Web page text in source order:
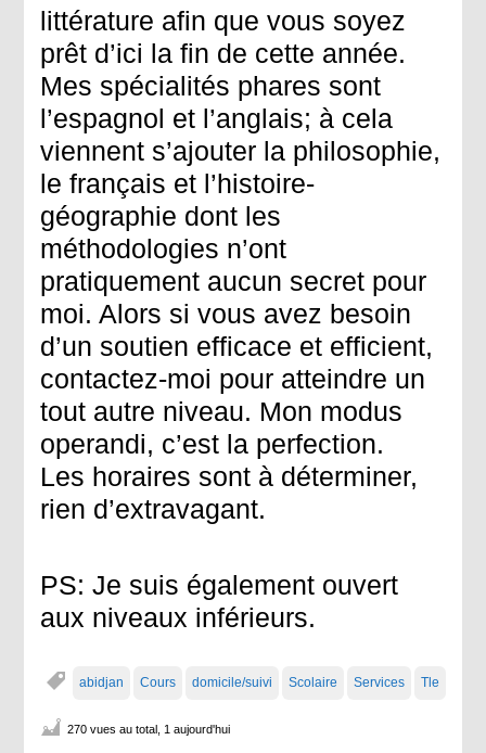
littérature afin que vous soyez
prêt d’ici la fin de cette année.
Mes spécialités phares sont
l’espagnol et l’anglais; à cela
viennent s’ajouter la philosophie,
le français et l’histoire-
géographie dont les
méthodologies n’ont
pratiquement aucun secret pour
moi. Alors si vous avez besoin
d’un soutien efficace et efficient,
contactez-moi pour atteindre un
tout autre niveau. Mon modus
operandi, c’est la perfection.
Les horaires sont à déterminer,
rien d’extravagant.
PS: Je suis également ouvert
aux niveaux inférieurs.
abidjan Cours domicile/suivi Scolaire Services Tle
270 vues au total, 1 aujourd'hui